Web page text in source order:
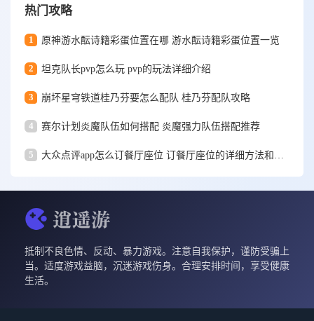
热门攻略
1 原神游水酝诗籍彩蛋位置在哪 游水酝诗籍彩蛋位置一览
2 坦克队长pvp怎么玩 pvp的玩法详细介绍
3 崩坏星穹铁道桂乃芬要怎么配队 桂乃芬配队攻略
4 赛尔计划炎魔队伍如何搭配 炎魔强力队伍搭配推荐
5
抵制不良色情、反动、暴力游戏。注意自我保护，谨防受骗上
当。适度游戏益脑，沉迷游戏伤身。合理安排时间，享受健康
生活。